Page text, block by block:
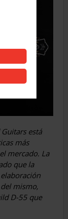
está
más
mercado. La
que la
mismo,
D-55 que